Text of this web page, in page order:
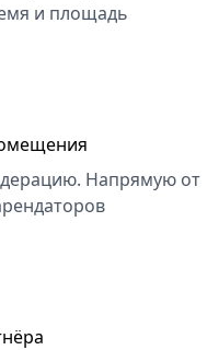
и площадь
Напрямую от